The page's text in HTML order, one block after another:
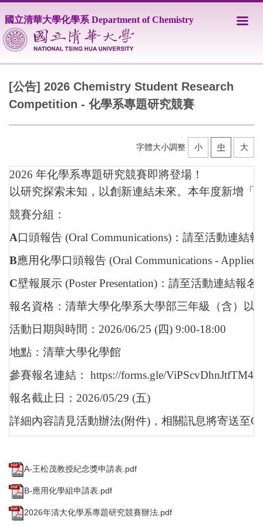
到
主
要
區
國立清華大學化學系 Department of Chemistry
[公告] 2026 Chemistry Student Research
Competition - 化學系專題研究競賽
字體大小調整 小 中 大
2026 年化學系專題研究競賽即將登場！
以研究探索未知，以創新連結未來。本年度新增
競賽分組：
A口頭報告 (Oral Communications)：請至活動連結
B應用化學口頭報告 (Oral Communications -
C壁報展示 (Poster Presentation)：請至活動連結報
報名資格：清華大學化學系大學部三年級（含）以
活動日期與時間：2026/06/25 (四) 9:00-18:00
地點：清華大學化學館
參賽報名連結： https://forms.gle/
報名截止日：2026/05/29 (五)
詳細內容請見活動辦法(附件)，相關訊息將寄送至
A-王松茂教授紀念獎申請表.pdf
B-應用化學組申請表.pdf
2026年清大化學系專題研究競賽辦法.pdf